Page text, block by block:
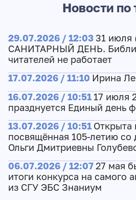
Новости по
29.07.2026 / 12:03 31 июля
САНИТАРНЫЙ ДЕНЬ.
читателей не работает
17.07.2026 / 11:10 Ирина
16.07.2026 / 10:51 17 июля
празднуется Единый день
13.07.2026 / 10:51 Открыта
посвящённая 105-летию со
Ольги Дмитриевны
06.07.2026 / 12:0727 мая
итоги конкурса на самого
из СГУ ЭБС Знаниум